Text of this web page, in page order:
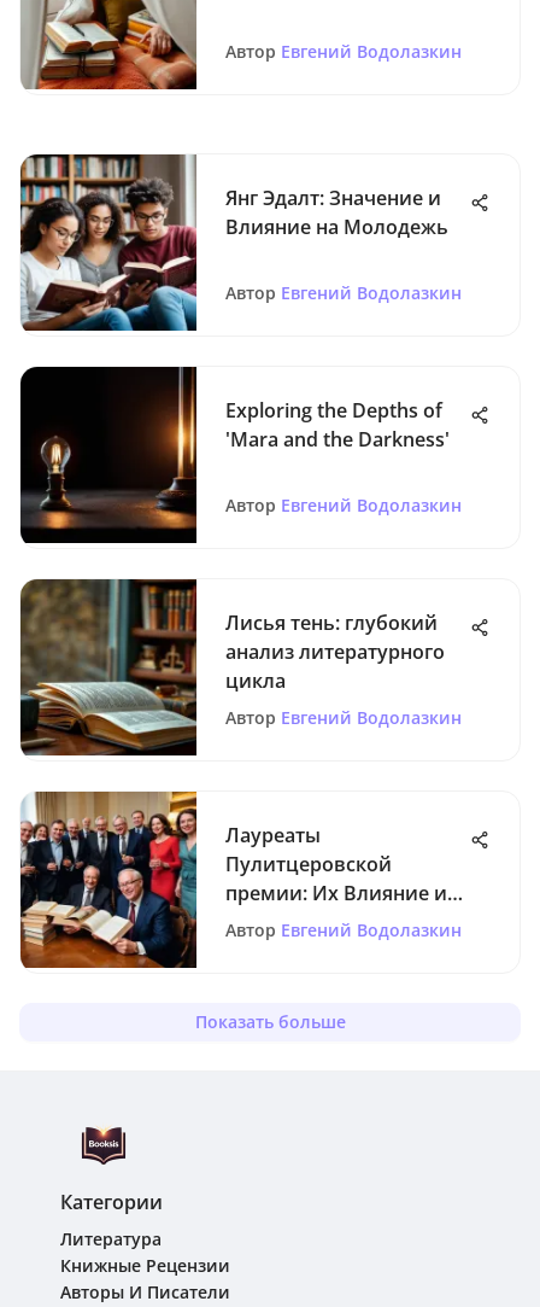
Автор Евгений Водолазкин
Янг Эдалт: Значение и
Влияние на Молодежь
Автор Евгений Водолазкин
Exploring the Depths of
'Mara and the Darkness'
Автор Евгений Водолазкин
Лисья тень: глубокий
анализ литературного
цикла
Автор Евгений Водолазкин
Лауреаты
Пулитцеровской
премии: Их Влияние и
Значение
Автор Евгений Водолазкин
Показать больше
Категории
Литература
Книжные Рецензии
Авторы И Писатели